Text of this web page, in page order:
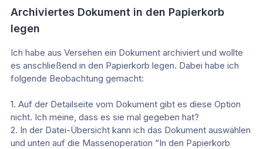
Archiviertes Dokument in den Papierkorb
legen
Ich habe aus Versehen ein Dokument archiviert und wollte
es anschließend in den Papierkorb legen. Dabei habe ich
folgende Beobachtung gemacht:
1. Auf der Detailseite vom Dokument gibt es diese Option
nicht. Ich meine, dass es sie mal gegeben hat?
2. In der Datei-Übersicht kann ich das Dokument auswählen
und unten auf die Massenoperation “In den Papierkorb